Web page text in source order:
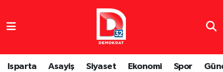
Isparta Asayiş Siyaset Ekonomi Spor
Isparta Nöbetçi Eczaneler
Isparta Hava Durumu